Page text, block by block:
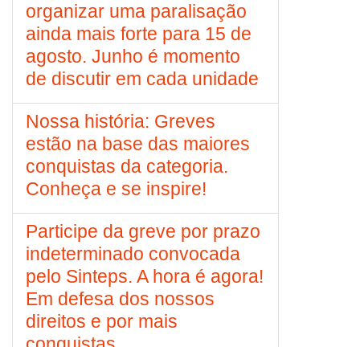
organizar uma paralisação
ainda mais forte para 15 de
agosto. Junho é momento
de discutir em cada unidade
Nossa história: Greves
estão na base das maiores
conquistas da categoria.
Conheça e se inspire!
Participe da greve por prazo
indeterminado convocada
pelo Sinteps. A hora é agora!
Em defesa dos nossos
direitos e por mais